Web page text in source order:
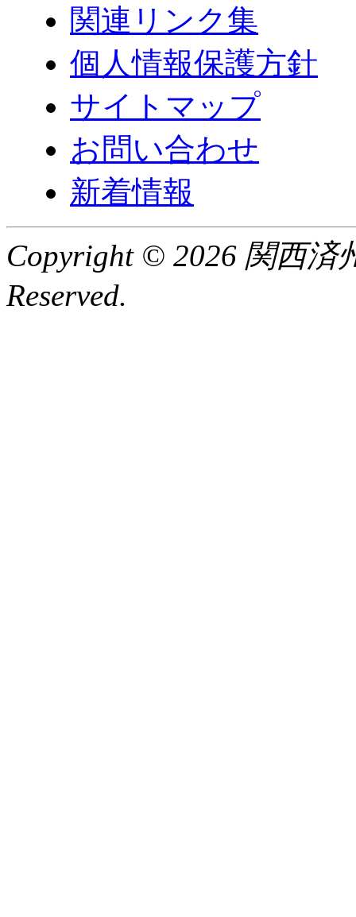
関連リンク集
個人情報保護方針
サイトマップ
お問い合わせ
新着情報
Copyright © 2026 関西済
Reserved.